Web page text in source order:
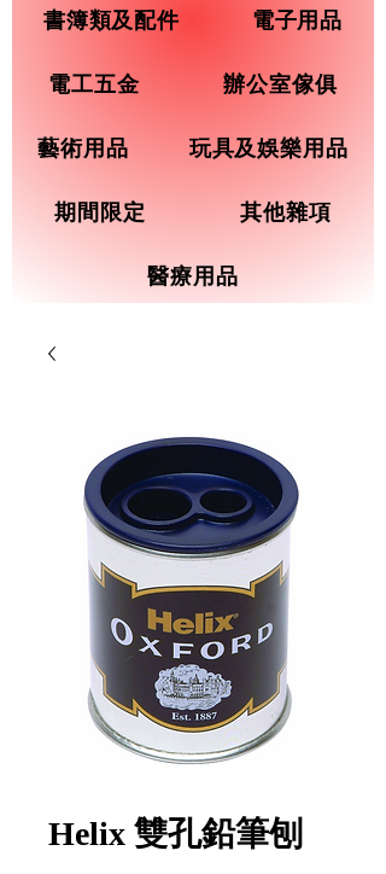
書簿類及配件 電子用品
電工五金 辦公室傢俱
藝術用品 玩具及娛樂用品
期間限定 其他雜項
醫療用品
Helix 雙孔鉛筆刨